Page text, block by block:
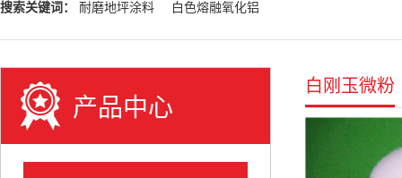
搜索关键词： 耐磨地坪涂料 白色熔融氧化铝
产品中心
白刚玉微粉